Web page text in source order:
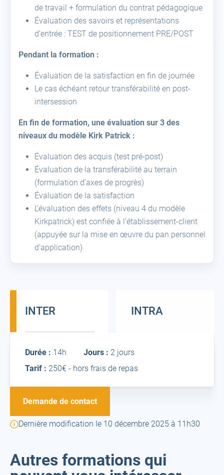
de travail + formulation du contrat pédagogique
Évaluation des savoirs et représentations
d’entrée : TEST de positionnement PRE/POST
Pendant la formation :
Évaluation de la satisfaction en fin de journée
Le cas échéant retour transférabilité en post-
intersession
En fin de formation, une évaluation sur 3 des
niveaux du modèle Kirk Patrick :
Évaluation des acquis (test pré-post)
Évaluation de la transférabilité au terrain
(formulation d’axes de progrès)
Évaluation de la satisfaction
L’évaluation des effets (niveau 4 du modèle
Kirkpatrick) est confiée à l’établissement-client
(appuyée sur la mise en œuvre du pan personnel
d’application)
INTER INTRA
InterDurée : 14h Jours : 2 jours
Tarif : 250€ - hors frais de repas
Demande de contact
Dernière modification le 10 décembre 2025 à 11h30
Autres formations qui